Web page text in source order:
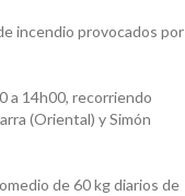
incendio provocados por
a 14h00, recorriendo
(Oriental) y Simón
de 60 kg diarios de